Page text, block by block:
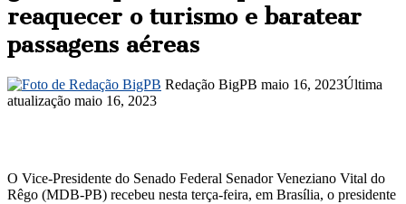
reaquecer o turismo e baratear
passagens aéreas
Redação BigPB Mande
maio 16, 2023Última
atualização maio 16, 2023
O Vice-Presidente do Senado Federal Senador Veneziano Vital do
Rêgo (MDB-PB) recebeu nesta terça-feira, em Brasília, o presidente